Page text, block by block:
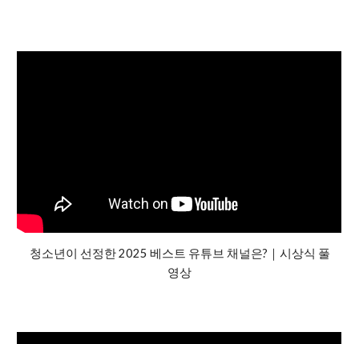
청소년이 선정한 2025 베스트 유튜브 채널은?｜시상식 풀
영상